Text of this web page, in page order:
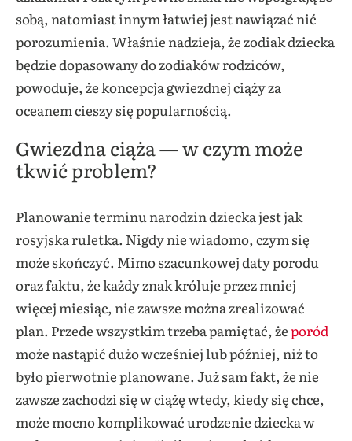
sobą, natomiast innym łatwiej jest nawiązać nić
porozumienia. Właśnie nadzieja, że zodiak dziecka
będzie dopasowany do zodiaków rodziców,
powoduje, że koncepcja gwiezdnej ciąży za
oceanem cieszy się popularnością.
Gwiezdna ciąża — w czym może
tkwić problem?
Planowanie terminu narodzin dziecka jest jak
rosyjska ruletka. Nigdy nie wiadomo, czym się
może skończyć. Mimo szacunkowej daty porodu
oraz faktu, że każdy znak króluje przez mniej
więcej miesiąc, nie zawsze można zrealizować
plan. Przede wszystkim trzeba pamiętać, żeporód
może nastąpić dużo wcześniej lub później, niż to
było pierwotnie planowane. Już sam fakt, że nie
zawsze zachodzi się w ciążę wtedy, kiedy się chce,
może mocno komplikować urodzenie dziecka w